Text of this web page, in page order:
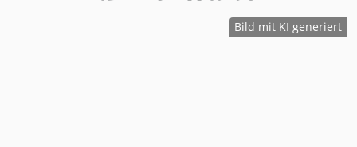
Bild mit KI generiert